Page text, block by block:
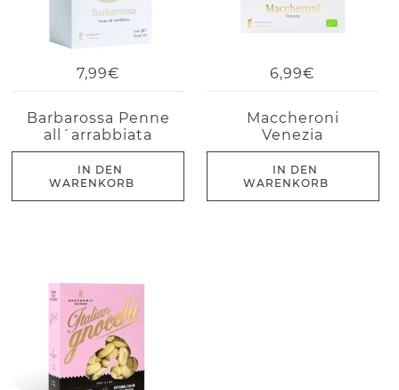
7,99€
Barbarossa Penne
all´arrabbiata
IN DEN
WARENKORB
6,99€
Maccheroni
Venezia
IN DEN
WARENKORB